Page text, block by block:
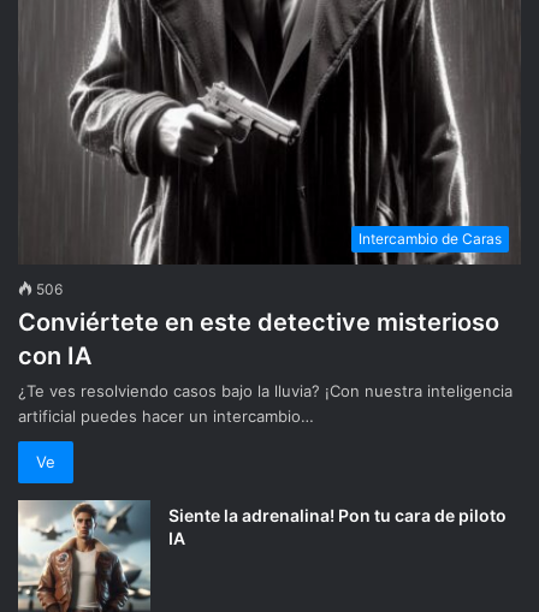
Intercambio de Caras
506
Conviértete en este detective misterioso
con IA
¿Te ves resolviendo casos bajo la lluvia? ¡Con nuestra inteligencia
artificial puedes hacer un intercambio…
Ve
Siente la adrenalina! Pon tu cara de piloto
IA